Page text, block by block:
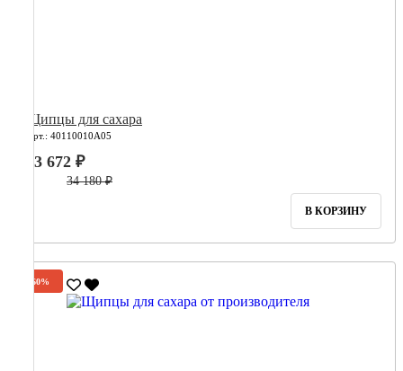
Щипцы для сахара
Арт.: 40110010А05
13 672 ₽
34 180 ₽
В КОРЗИНУ
-60%